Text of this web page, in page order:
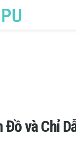
Đồ và Chỉ